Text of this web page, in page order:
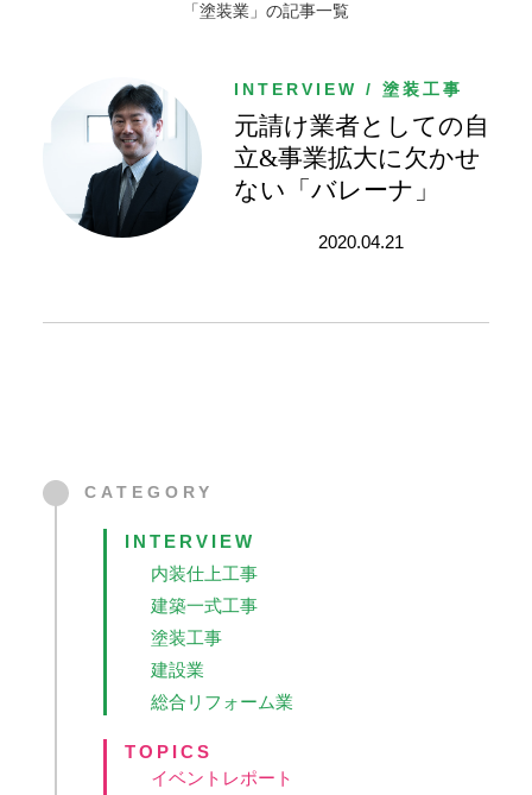
「塗装業」の記事一覧
INTERVIEW / 塗装工事
元請け業者としての自
立&事業拡大に欠かせ
ない「バレーナ」
2020.04.21
CATEGORY
INTERVIEW
内装仕上工事
建築一式工事
塗装工事
建設業
総合リフォーム業
TOPICS
イベントレポート